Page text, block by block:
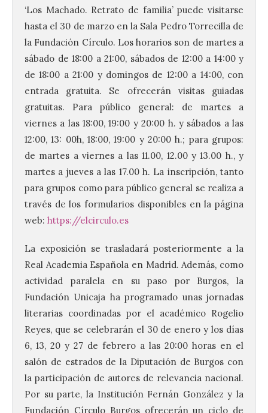
‘Los Machado. Retrato de familia’ puede visitarse
hasta el 30 de marzo en la Sala Pedro Torrecilla de
la Fundación Círculo. Los horarios son de martes a
sábado de 18:00 a 21:00, sábados de 12:00 a 14:00 y
de 18:00 a 21:00 y domingos de 12:00 a 14:00, con
entrada gratuita. Se ofrecerán visitas guiadas
gratuitas. Para público general: de martes a
viernes a las 18:00, 19:00 y 20:00 h. y sábados a las
12:00, 13: 00h, 18:00, 19:00 y 20:00 h.; para grupos:
de martes a viernes a las 11.00, 12.00 y 13.00 h., y
martes a jueves a las 17.00 h. La inscripción, tanto
para grupos como para público general se realiza a
través de los formularios disponibles en la página
web: https://elcirculo.es
La exposición se trasladará posteriormente a la
Real Academia Española en Madrid. Además, como
actividad paralela en su paso por Burgos, la
Fundación Unicaja ha programado unas jornadas
literarias coordinadas por el académico Rogelio
Reyes, que se celebrarán el 30 de enero y los días
6, 13, 20 y 27 de febrero a las 20:00 horas en el
salón de estrados de la Diputación de Burgos con
la participación de autores de relevancia nacional.
Por su parte, la Institución Fernán González y la
Fundación Círculo Burgos ofrecerán un ciclo de
creación musical con el I
Concurso Internacional de
Composición Coral Sacra
8 Ago 2026
Este certamen,
Universitario de Música
Sacra de la Universidad
Pontificia de Salamanca
(UPSA), premiará composiciones
inéditas, destinadas a coro, con un
premio de 3.000 euros. Las candidaturas
podrán presentarse hasta el 30 de